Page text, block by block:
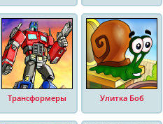
Трансформеры Улитка Боб